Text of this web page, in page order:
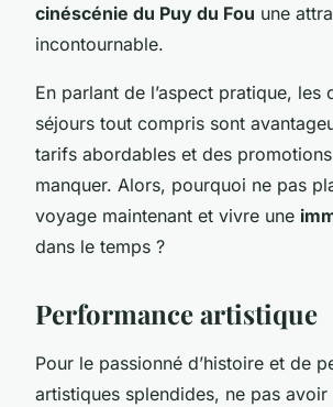
cinéscénie du Puy du Fou une
incontournable.
En parlant de l’aspect pratique, les
séjours tout compris sont
tarifs abordables et des
manquer. Alors, pourquoi ne pas
voyage maintenant et vivre une
dans le temps ?
Performance artistique
Pour le passionné d’histoire et de
artistiques splendides, ne pas avoir